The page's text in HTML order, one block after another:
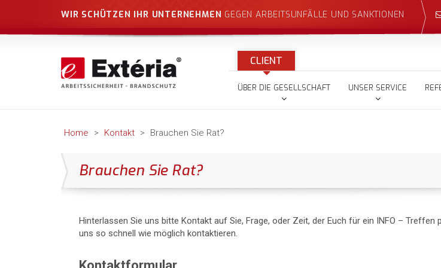
WIR SCHÜTZEN IHR UNTERNEHMEN GEGEN ARBEITSUNFÄLLE UND SANKTIONEN
CLIENT
ÜBER DIE GESELLSCHAFT UNSER SERVICE
Home > Kontakt > Brauchen Sie Rat?
Brauchen Sie Rat?
Hinterlassen Sie uns bitte Kontakt auf Sie, Frage, oder Zeit, der Euch für ein INFO – Treffen
uns so schnell wie möglich kontaktieren.